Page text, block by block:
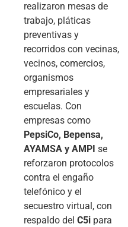
realizaron mesas de
trabajo, pláticas
preventivas y
recorridos con vecinas,
vecinos, comercios,
organismos
empresariales y
escuelas. Con
empresas como
PepsiCo, Bepensa,
AYAMSA y AMPI se
reforzaron protocolos
contra el engaño
telefónico y el
secuestro virtual, con
respaldo del C5i para